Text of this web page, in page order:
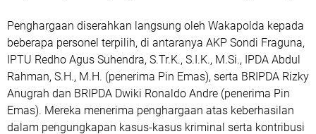
Penghargaan diserahkan langsung oleh Wakapolda kepada
beberapa personel terpilih, di antaranya AKP Sondi Fraguna,
IPTU Redho Agus Suhendra, S.Tr.K., S.I.K., M.Si., IPDA Abdul
Rahman, S.H., M.H. (penerima Pin Emas), serta BRIPDA Rizky
Anugrah dan BRIPDA Dwiki Ronaldo Andre (penerima Pin
Emas). Mereka menerima penghargaan atas keberhasilan
dalam pengungkapan kasus-kasus kriminal serta kontribusi